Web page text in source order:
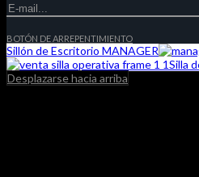
BOTÓN DE ARREPENTIMIENTO
Sillón de Escritorio MANAGER
Silla
Desplazarse hacia arriba